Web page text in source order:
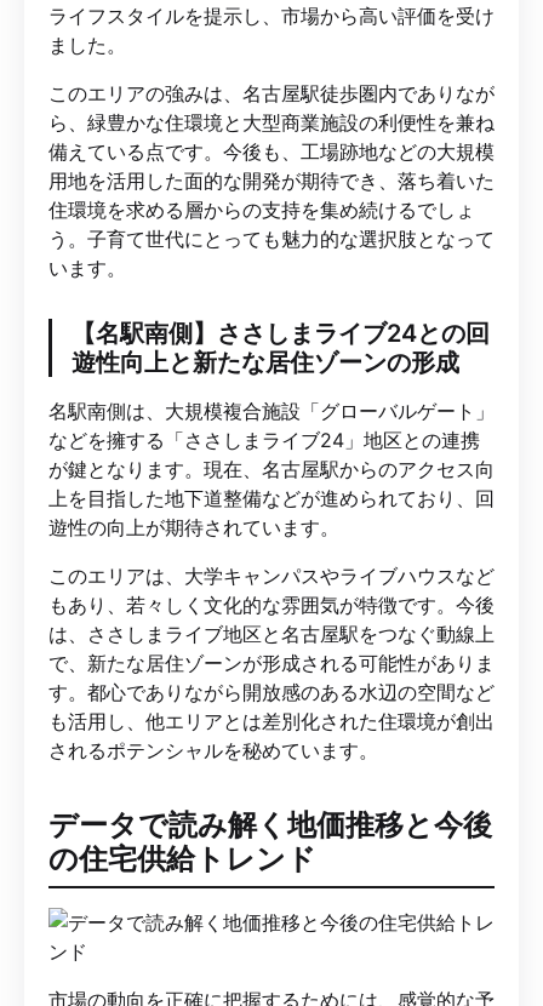
ライフスタイルを提示し、市場から高い評価を受け
ました。
このエリアの強みは、名古屋駅徒歩圏内でありなが
ら、緑豊かな住環境と大型商業施設の利便性を兼ね
備えている点です。今後も、工場跡地などの大規模
用地を活用した面的な開発が期待でき、落ち着いた
住環境を求める層からの支持を集め続けるでしょ
う。子育て世代にとっても魅力的な選択肢となって
います。
【名駅南側】ささしまライブ24との回
遊性向上と新たな居住ゾーンの形成
名駅南側は、大規模複合施設「グローバルゲート」
などを擁する「ささしまライブ24」地区との連携
が鍵となります。現在、名古屋駅からのアクセス向
上を目指した地下道整備などが進められており、回
遊性の向上が期待されています。
このエリアは、大学キャンパスやライブハウスなど
もあり、若々しく文化的な雰囲気が特徴です。今後
は、ささしまライブ地区と名古屋駅をつなぐ動線上
で、新たな居住ゾーンが形成される可能性がありま
す。都心でありながら開放感のある水辺の空間など
も活用し、他エリアとは差別化された住環境が創出
されるポテンシャルを秘めています。
データで読み解く地価推移と今後
の住宅供給トレンド
市場の動向を正確に把握するためには、感覚的な予